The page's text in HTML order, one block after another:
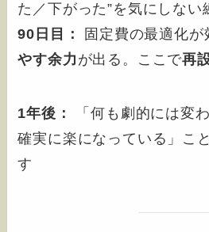
た／下がった”を気にしない
90日目：
固定費の最適化が
やす余力 が出る。ここで再
1年後：
「何も劇的には変
確実に楽になっている」こ
す